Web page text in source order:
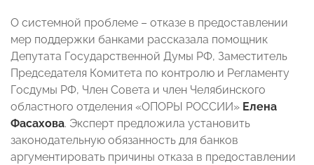
О системной проблеме – отказе в предоставлении
мер поддержки банками рассказала помощник
Депутата Государственной Думы РФ, Заместитель
Председателя Комитета по контролю и Регламенту
Госдумы РФ, Член Совета и член Челябинского
областного отделения «ОПОРЫ РОССИИ» Елена
Фасахова. Эксперт предложила установить
законодательную обязанность для банков
аргументировать причины отказа в предоставлении